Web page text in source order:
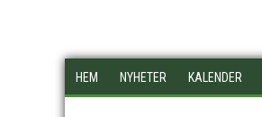
HEM NYHETER KALENDER